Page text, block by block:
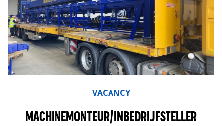
VACANCY
MACHINEMONTEUR/INBEDRIJFSTELLER